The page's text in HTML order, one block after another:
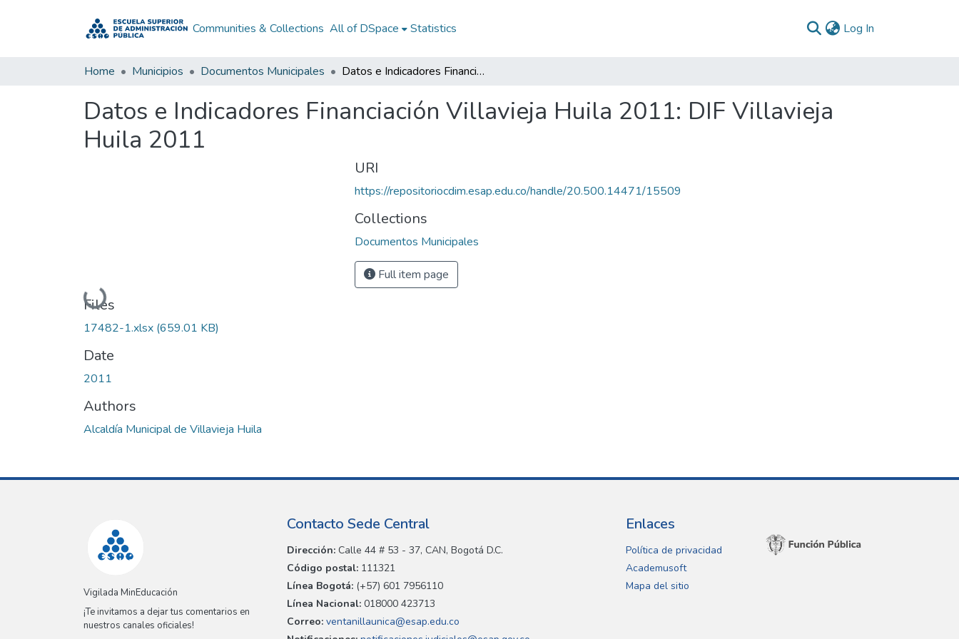
Communities & Collections All of DSpace Statistics Log In
Home Municipios Documentos Municipales Datos e Indicadores Financiación Villavieja Huila 2011: DIF Villavieja Huila 2011
Datos e Indicadores Financiación Villavieja Huila 2011: DIF Villavieja
Huila 2011
Loading...
Files
17482-1.xlsx (659.01 KB)
Date
2011
Authors
Alcaldía Municipal de Villavieja Huila
URI
https://repositoriocdim.esap.edu.co/handle/20.500.14471/15509
Collections
Documentos Municipales
Full item page
Vigilada MinEducación
¡Te invitamos a dejar tus comentarios en
nuestros canales oficiales!
Contacto Sede Central
Dirección: Calle 44 # 53 - 37, CAN, Bogotá D.C.
Código postal: 111321
Línea Bogotá: (+57) 601 7956110
Línea Nacional: 018000 423713
Correo: ventanillaunica@esap.edu.co
Enlaces
Política de privacidad
Academusoft
Mapa del sitio